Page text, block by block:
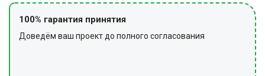
ограждения и предупредительные знаки.
100% гарантия принятия
Доведём ваш проект до полного согласования